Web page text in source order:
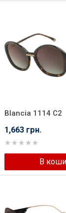
Blancia 1114 C2
1,663 грн.
В